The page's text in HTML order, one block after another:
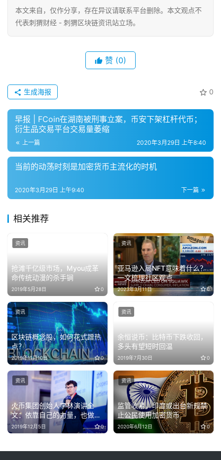
本文来自 ，仅作分享，存在异议请联系平台删除。本文观点不
代表刺猬财经 - 刺猬区块链资讯站立场。
赞 (0)
0
生成海报
早报 | FCoin在湖南被刑事立案，币安下架杠杆代币；
衍生品交易平台交易量萎缩
上一篇 2020年3月29日 上午8:40
当前的动荡时刻是加密货币主流化的时机
下一篇
2020年3月29日 上午9:40
相关推荐
抢滩千亿级市场，Myou成革
命传统动漫的杀手锏
2019年5月28日 0
资讯
亚马逊入局NFT意味着什么？
一文梳理社区观点
2023年3月11日 0
资讯
区块链概念股，如何花式蹭热
点？
2019年11月10日 0
资讯
余恒说币：比特币下跌收回，
多头有望短时回温
2019年7月30日 0
资讯
火币集团创始人李林演讲全
文：依靠自己的力量，也做出
和Libra一样好的东西
2019年12月5日 0
资讯
监管收紧，印度或出台新规禁
止公民使用加密货币
2020年6月12日 0
资讯